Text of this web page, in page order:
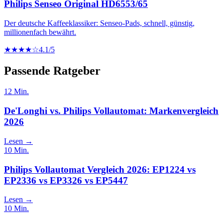
Philips Senseo Original HD6553/65
Der deutsche Kaffeeklassiker: Senseo-Pads, schnell, günstig,
millionenfach bewährt.
★★★★☆4.1/5
Passende Ratgeber
12 Min.
De'Longhi vs. Philips Vollautomat: Markenvergleich
2026
Lesen →
10 Min.
Philips Vollautomat Vergleich 2026: EP1224 vs
EP2336 vs EP3326 vs EP5447
Lesen →
10 Min.